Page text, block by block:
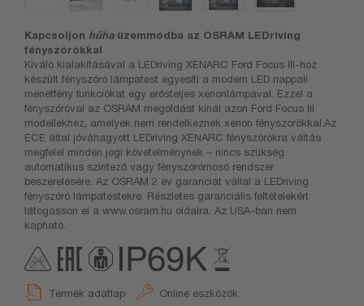
Kapcsoljon hűhaüzemmódba az OSRAM LEDriving
fényszórókkal
Kiváló kialakításával a LEDriving XENARC Ford Focus III-hoz
készült fényszóró lámpatest egyesíti a modern LED nappali
menetfény funkciókat egy erősteljes xenonlámpával. Ezzel a
fényszóróval az OSRAM megoldást kínál azon Ford Focus III
modellekhez, amelyek nem rendelkeznek xenon fényszórókkal.Az
ECE által jóváhagyott LEDriving XENARC fényszórókra váltás
megfelel minden jogi követelménynek – nincs szükség
automatikus szintező vagy fényszórómosó rendszer
beszerelésére. Az OSRAM 2 év garanciát vállal a LEDriving
fényszóró lámpatestekre. Részletes garanciális feltételekért
látogasson el a www.osram.hu oldalra. Az USA-ban nem
kapható.
Termék adatlap Online eszközök